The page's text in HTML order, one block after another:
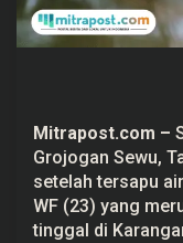
d
i
o
g
a
n
S
e
w
Mitrapost.com –
Grojogan Sewu,
setelah tersapu
WF (23) yang
tinggal di